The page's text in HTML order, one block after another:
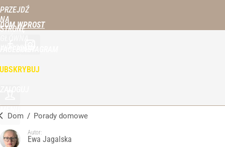
PRZEJDŹ
NA
STRONĘ
DOM WPROST
Dom / Porady domowe
Autor:
Ewa Jagalska